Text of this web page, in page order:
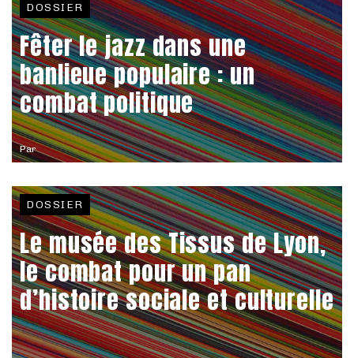
Par
DOSSIER
Fêter le jazz dans une
banlieue populaire : un
combat politique
DOSSIER
Le musée des Tissus de Lyon,
le combat pour un pan
d’histoire sociale et culturelle